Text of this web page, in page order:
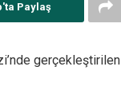
Paylaş
gerçekleştirilen